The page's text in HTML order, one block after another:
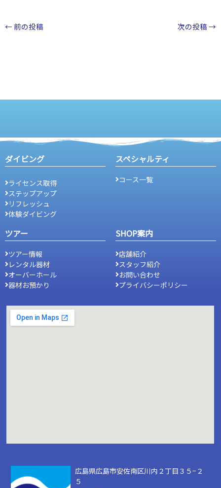
← 前の投稿 次の投稿→
ダイビング
ライセンス取得
ステップアップ
リフレッシュ
体験ダイビング
スペシャルティ
コース一覧
ツアー
ツアー情報
レンタル器材
オーバーホール
器材お預かり
SHOP案内
店舗紹介
スタッフ紹介
お問い合わせ
プライバシーポリシー
広島県広島市安佐南区川内２丁目３５−２
５